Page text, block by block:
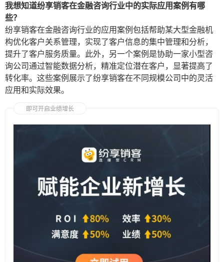
我想知道纷享销客在金融咨询行业中的实际应用案例有哪
些？
纷享销客在金融咨询行业的应用案例包括帮助某大型金融机
构优化客户关系管理，实现了客户信息的集中管理和分析，
提升了客户服务质量。此外，另一个案例是协助一家小型咨
询公司通过智能数据分析，精准定位潜在客户，显著提高了
转化率。这些案例展示了纷享销客在不同规模公司中的灵活
应用和实际效果。
即可开启业绩增长